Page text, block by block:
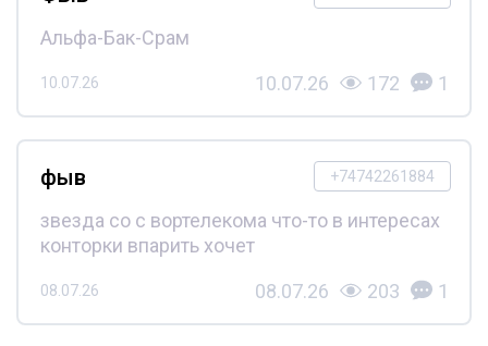
Альфа-Бак-Срам
10.07.26 10.07.26 172 1
+74742261884
фыв
звезда со с вортелекома что-то в интересах
конторки впарить хочет
08.07.26 08.07.26 203 1